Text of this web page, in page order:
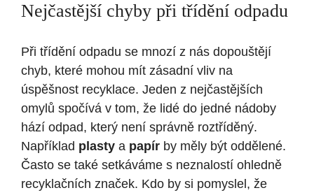
Nejčastější chyby při třídění odpadu
Při třídění odpadu se mnozí z nás dopouštějí
chyb, které mohou mít zásadní vliv na
úspěšnost recyklace. Jeden z nejčastějších
omylů spočívá v tom, že lidé do jedné nádoby
hází odpad, který není správně roztříděný.
Například plasty a papír by měly být oddělené.
Často se také setkáváme s neznalostí ohledně
recyklačních značek. Kdo by si pomyslel, že